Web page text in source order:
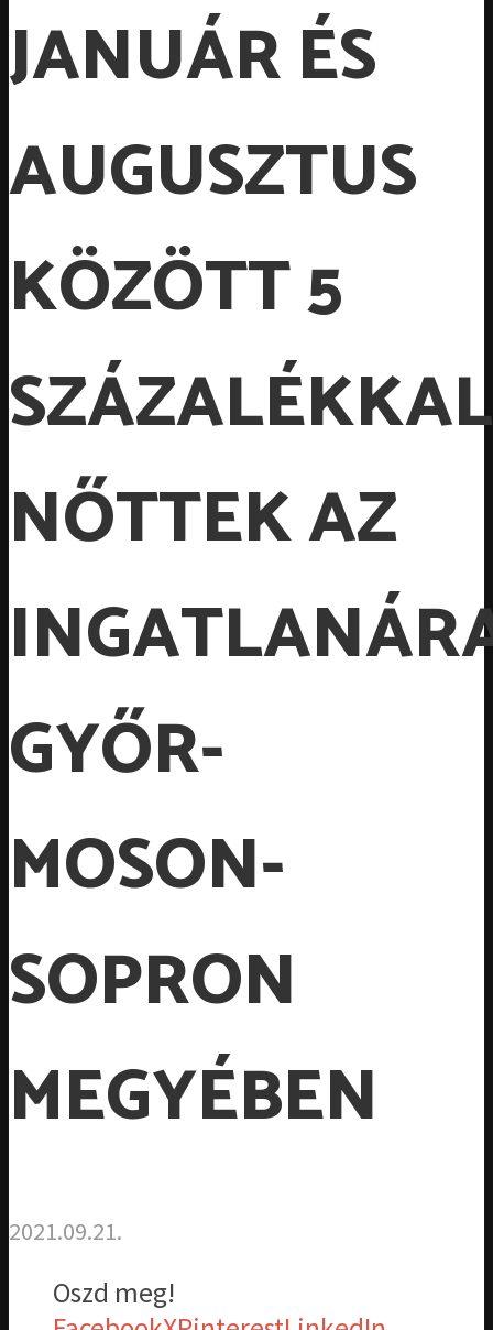
JANUÁR ÉS
AUGUSZTUS
KÖZÖTT 5
SZÁZALÉKKAL
NŐTTEK AZ
GYŐR-
MOSON-
SOPRON
MEGYÉBEN
2021.09.21.
Oszd meg!